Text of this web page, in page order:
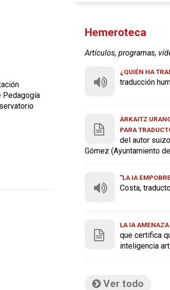
Pedagogía
Hemeroteca
Artículos, programas,
¿QUIÉN HA
traducción
ARKAITZ
PARA
del autor
Gómez (Ayuntamiento
"LA IA
Costa,
LA IA AMENAZA
que certifica
inteligencia
Ver todo